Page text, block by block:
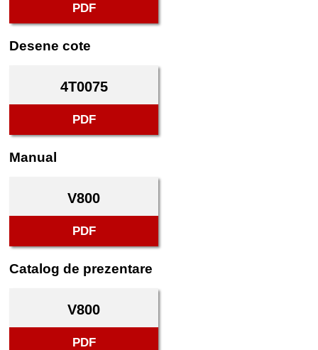
PDF
Desene cote
4T0075
PDF
Manual
V800
PDF
Catalog de prezentare
V800
PDF